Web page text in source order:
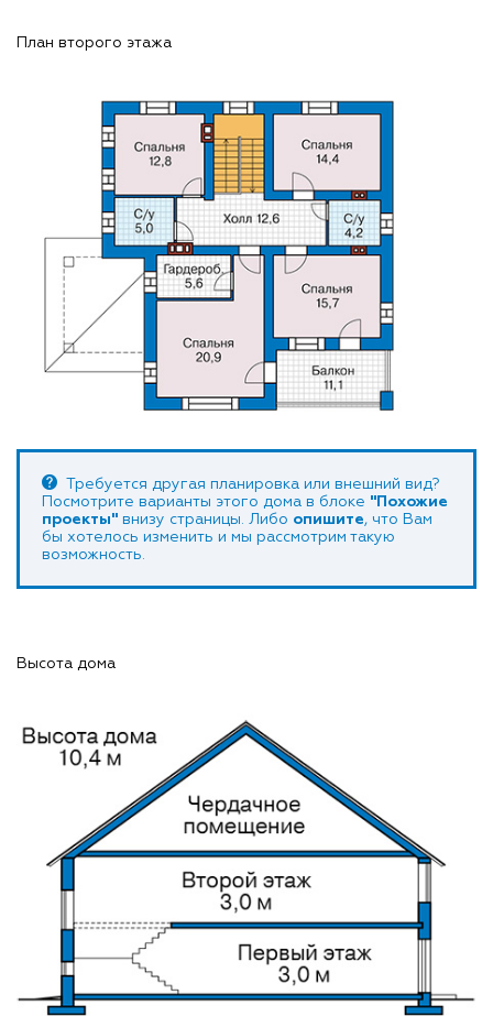
План второго этажа
Требуется другая планировка или внешний вид?
Посмотрите варианты этого дома в блоке "Похожие
проекты" внизу страницы. Либо опишите, что Вам
бы хотелось изменить и мы рассмотрим такую
возможность.
Высота дома